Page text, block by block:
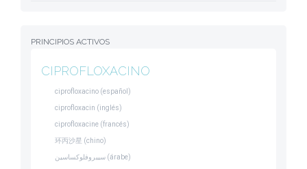
PRINCIPIOS ACTIVOS
CIPROFLOXACINO
ciprofloxacino (español)
ciprofloxacin (inglés)
ciprofloxacine (francés)
环丙沙星 (chino)
سيبروفلوكساسين (árabe)